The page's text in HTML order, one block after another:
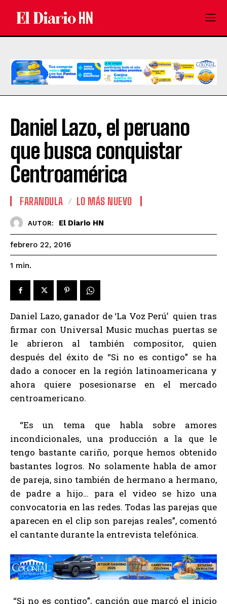
Daniel Lazo, el peruano
que busca conquistar
Centroamérica
FARANDULA LO MÁS NUEVO
AUTOR: El Diario HN
febrero 22, 2016
1 min.
Daniel Lazo, ganador de ‘La Voz Perú’ quien tras
firmar con Universal Music muchas puertas se
le abrieron al también compositor, quien
después del éxito de “Si no es contigo” se ha
dado a conocer en la región latinoamericana y
ahora quiere posesionarse en el mercado
centroamericano.
“Es un tema que habla sobre amores
incondicionales, una producción a la que le
tengo bastante cariño, porque hemos obtenido
bastantes logros. No solamente habla de amor
de pareja, sino también de hermano a hermano,
de padre a hijo… para el video se hizo una
convocatoria en las redes. Todas las parejas que
aparecen en el clip son parejas reales”, comentó
el cantante durante la entrevista telefónica.
“Si no es contigo”, canción que marcó el inicio